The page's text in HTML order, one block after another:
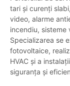
tari și curenți
video, alarme
incendiu, sisteme
Specializarea se
fotovoltaice,
HVAC și a
siguranța și